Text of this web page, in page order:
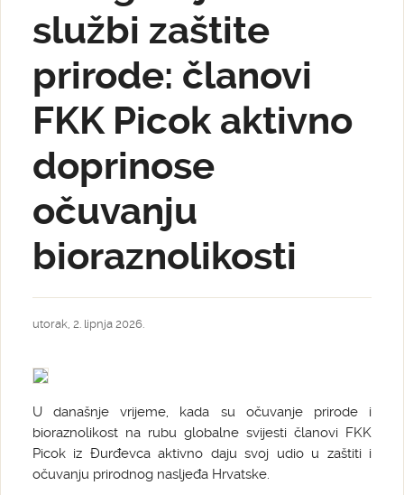
službi zaštite
prirode: članovi
FKK Picok aktivno
doprinose
očuvanju
bioraznolikosti
utorak, 2. lipnja 2026.
U današnje vrijeme, kada su očuvanje prirode i
bioraznolikost na rubu globalne svijesti članovi FKK
Picok iz Đurđevca aktivno daju svoj udio u zaštiti i
očuvanju prirodnog nasljeđa Hrvatske.